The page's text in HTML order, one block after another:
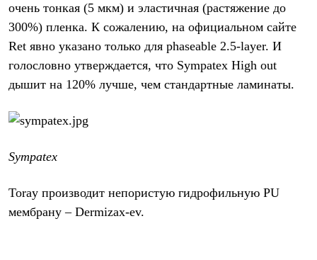
очень тонкая (5 мкм) и эластичная (растяжение до
300%) пленка. К сожалению, на официальном сайте
Ret явно указано только для phaseable 2.5-layer. И
голословно утверждается, что Sympatex High out
дышит на 120% лучше, чем стандартные ламинаты.
Sympatex
Toray производит непористую гидрофильную PU
мембрану – Dermizax-ev.